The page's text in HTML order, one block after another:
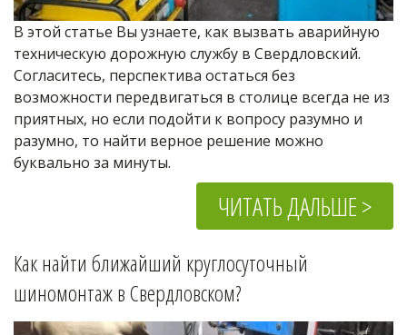
В этой статье Вы узнаете, как вызвать аварийную
техническую дорожную службу в Свердловский.
Согласитесь, перспектива остаться без
возможности передвигаться в столице всегда не из
приятных, но если подойти к вопросу разумно и
разумно, то найти верное решение можно
буквально за минуты.
ЧИТАТЬ ДАЛЬШЕ >
Как найти ближайший круглосуточный
шиномонтаж в Свердловском?